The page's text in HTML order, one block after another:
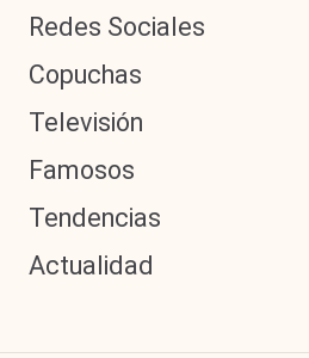
Redes Sociales
Copuchas
Televisión
Famosos
Tendencias
Actualidad